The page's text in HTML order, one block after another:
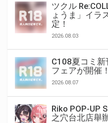
ツクル
ょうま」イラ
定！
2026.08.03
C108夏コミ
フェアが開催！
2026.08.07
Riko POP-UP
之穴台北店舉